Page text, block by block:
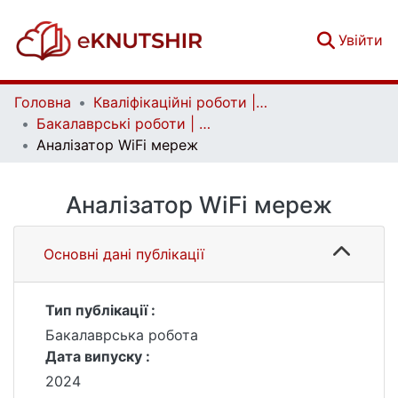
Увійти
Головна
Кваліфікаційні роботи | Qualifying works
Бакалаврські роботи | Bachelor theses
Аналізатор WiFi мереж
Аналізатор WiFi мереж
Основні дані публікації
Тип публікації :
Бакалаврська робота
Дата випуску :
2024